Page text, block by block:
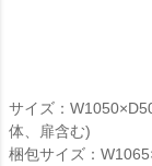
サイズ：
体、扉含む)
梱包サイズ：